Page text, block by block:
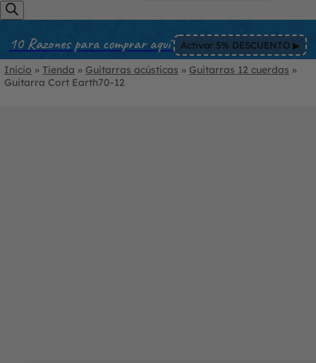
10 Razones para comprar aquí Activar 5% DESCUENTO ▶︎
Inicio » Tienda » Guitarras acústicas » Guitarras 12 cuerdas »
Guitarra Cort Earth70-12